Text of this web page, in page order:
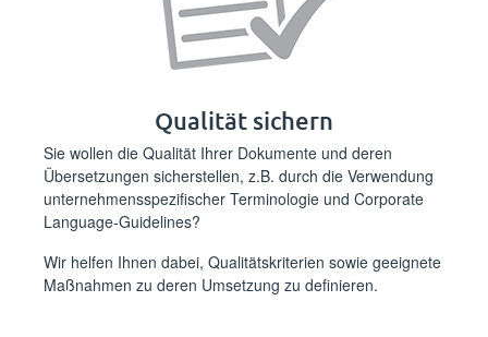
Qualität sichern
Sie wollen die Qualität Ihrer Dokumente und deren
Übersetzungen sicherstellen, z.B. durch die Verwendung
unternehmensspezifischer Terminologie und Corporate
Language-Guidelines?
Wir helfen Ihnen dabei, Qualitätskriterien sowie geeignete
Maßnahmen zu deren Umsetzung zu definieren.